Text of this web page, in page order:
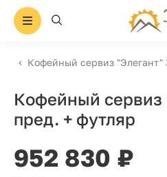
Кофейный сервиз "Элегант"
Кофейный сервиз
пред. + футляр
952 830 ₽